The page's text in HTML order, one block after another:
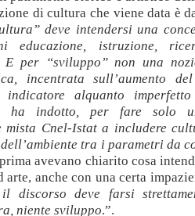
di cultura che viene data è
deve intendersi una
educazione, istruzione,
E per “sviluppo” non una
incentrata sull’aumento
alquanto imperfetto
ha indotto, per fare solo
mista Cnel-Istat a includere
tra i parametri da
avevano chiarito cosa
arte, anche con una certa
discorso deve farsi
niente sviluppo.”.